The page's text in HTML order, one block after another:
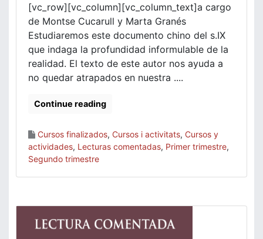
[vc_row][vc_column][vc_column_text]a cargo
de Montse Cucarull y Marta Granés
Estudiaremos este documento chino del s.IX
que indaga la profundidad informulable de la
realidad. El texto de este autor nos ayuda a
no quedar atrapados en nuestra ....
Continue reading
Cursos finalizados, Cursos i activitats, Cursos y
actividades, Lecturas comentadas, Primer trimestre,
Segundo trimestre